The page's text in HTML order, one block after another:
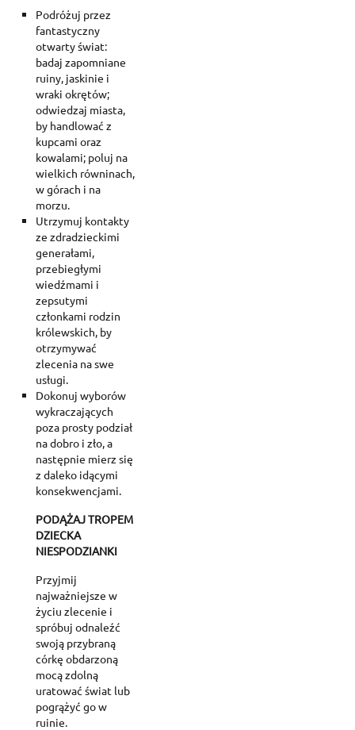
Add to wishlist
add_circle_outline Create new list
Create wishlist
Wishlist name
Sign in
You need to be logged in to save products in your wishlist.
Podróżuj przez
fantastyczny
otwarty świat:
badaj zapomniane
ruiny, jaskinie i
wraki okrętów;
odwiedzaj miasta,
by handlować z
kupcami oraz
kowalami; poluj na
wielkich równinach,
w górach i na
morzu.
Utrzymuj kontakty
ze zdradzieckimi
generałami,
przebiegłymi
wiedźmami i
zepsutymi
członkami rodzin
królewskich, by
otrzymywać
zlecenia na swe
usługi.
Dokonuj wyborów
wykraczających
poza prosty podział
na dobro i zło, a
następnie mierz się
z daleko idącymi
konsekwencjami.
PODĄŻAJ TROPEM
DZIECKA
NIESPODZIANKI
Przyjmij
najważniejsze w
życiu zlecenie i
spróbuj odnaleźć
swoją przybraną
córkę obdarzoną
mocą zdolną
uratować świat lub
pogrążyć go w
ruinie.